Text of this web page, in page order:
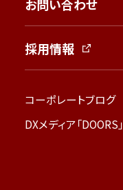
お問い合わせ
採用情報
コーポレートブログ
DXメディア「DOORS」